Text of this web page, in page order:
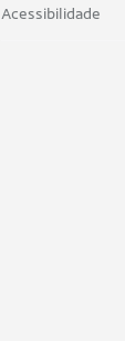
Acessibilidade